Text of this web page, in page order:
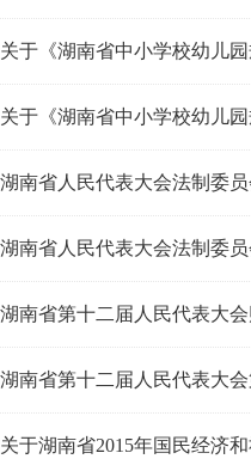
关于《湖南省中小学校幼儿
关于《湖南省中小学校幼儿
关于湖南省2015年国民经济